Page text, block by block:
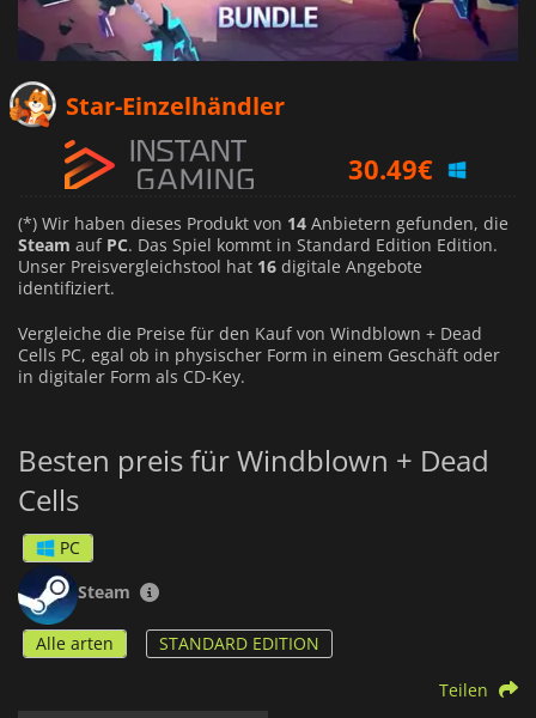
Star-Einzelhändler
30.49€
13.19€
(*) Wir haben dieses Produkt von 14 Anbietern gefunden, die
Steam auf PC. Das Spiel kommt in Standard Edition Edition.
Unser Preisvergleichstool hat 16 digitale Angebote
identifiziert.
Vergleiche die Preise für den Kauf von Windblown + Dead
Cells PC, egal ob in physischer Form in einem Geschäft oder
in digitaler Form als CD-Key.
Besten preis für Windblown + Dead
Cells
PC
Steam
Alle arten STANDARD EDITION
Teilen